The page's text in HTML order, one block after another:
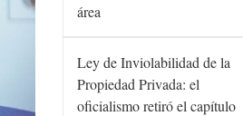
área
Ley de Inviolabilidad de la
Propiedad Privada: el
oficialismo retiró el capítulo